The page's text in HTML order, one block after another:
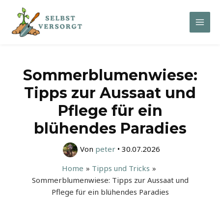
Inhalt
springen
Main
Sommerblumenwiese:
Tipps zur Aussaat und
Pflege für ein
blühendes Paradies
Von peter • 30.07.2026
Home
Tipps und Tricks
Sommerblumenwiese: Tipps zur Aussaat und
Pflege für ein blühendes Paradies